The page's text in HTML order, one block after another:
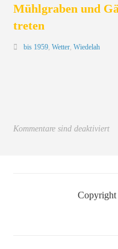
Mühlgraben und
treten
bis 1959,Wetter,Wiedelah
Kommentare sind deaktiviert
Copyright